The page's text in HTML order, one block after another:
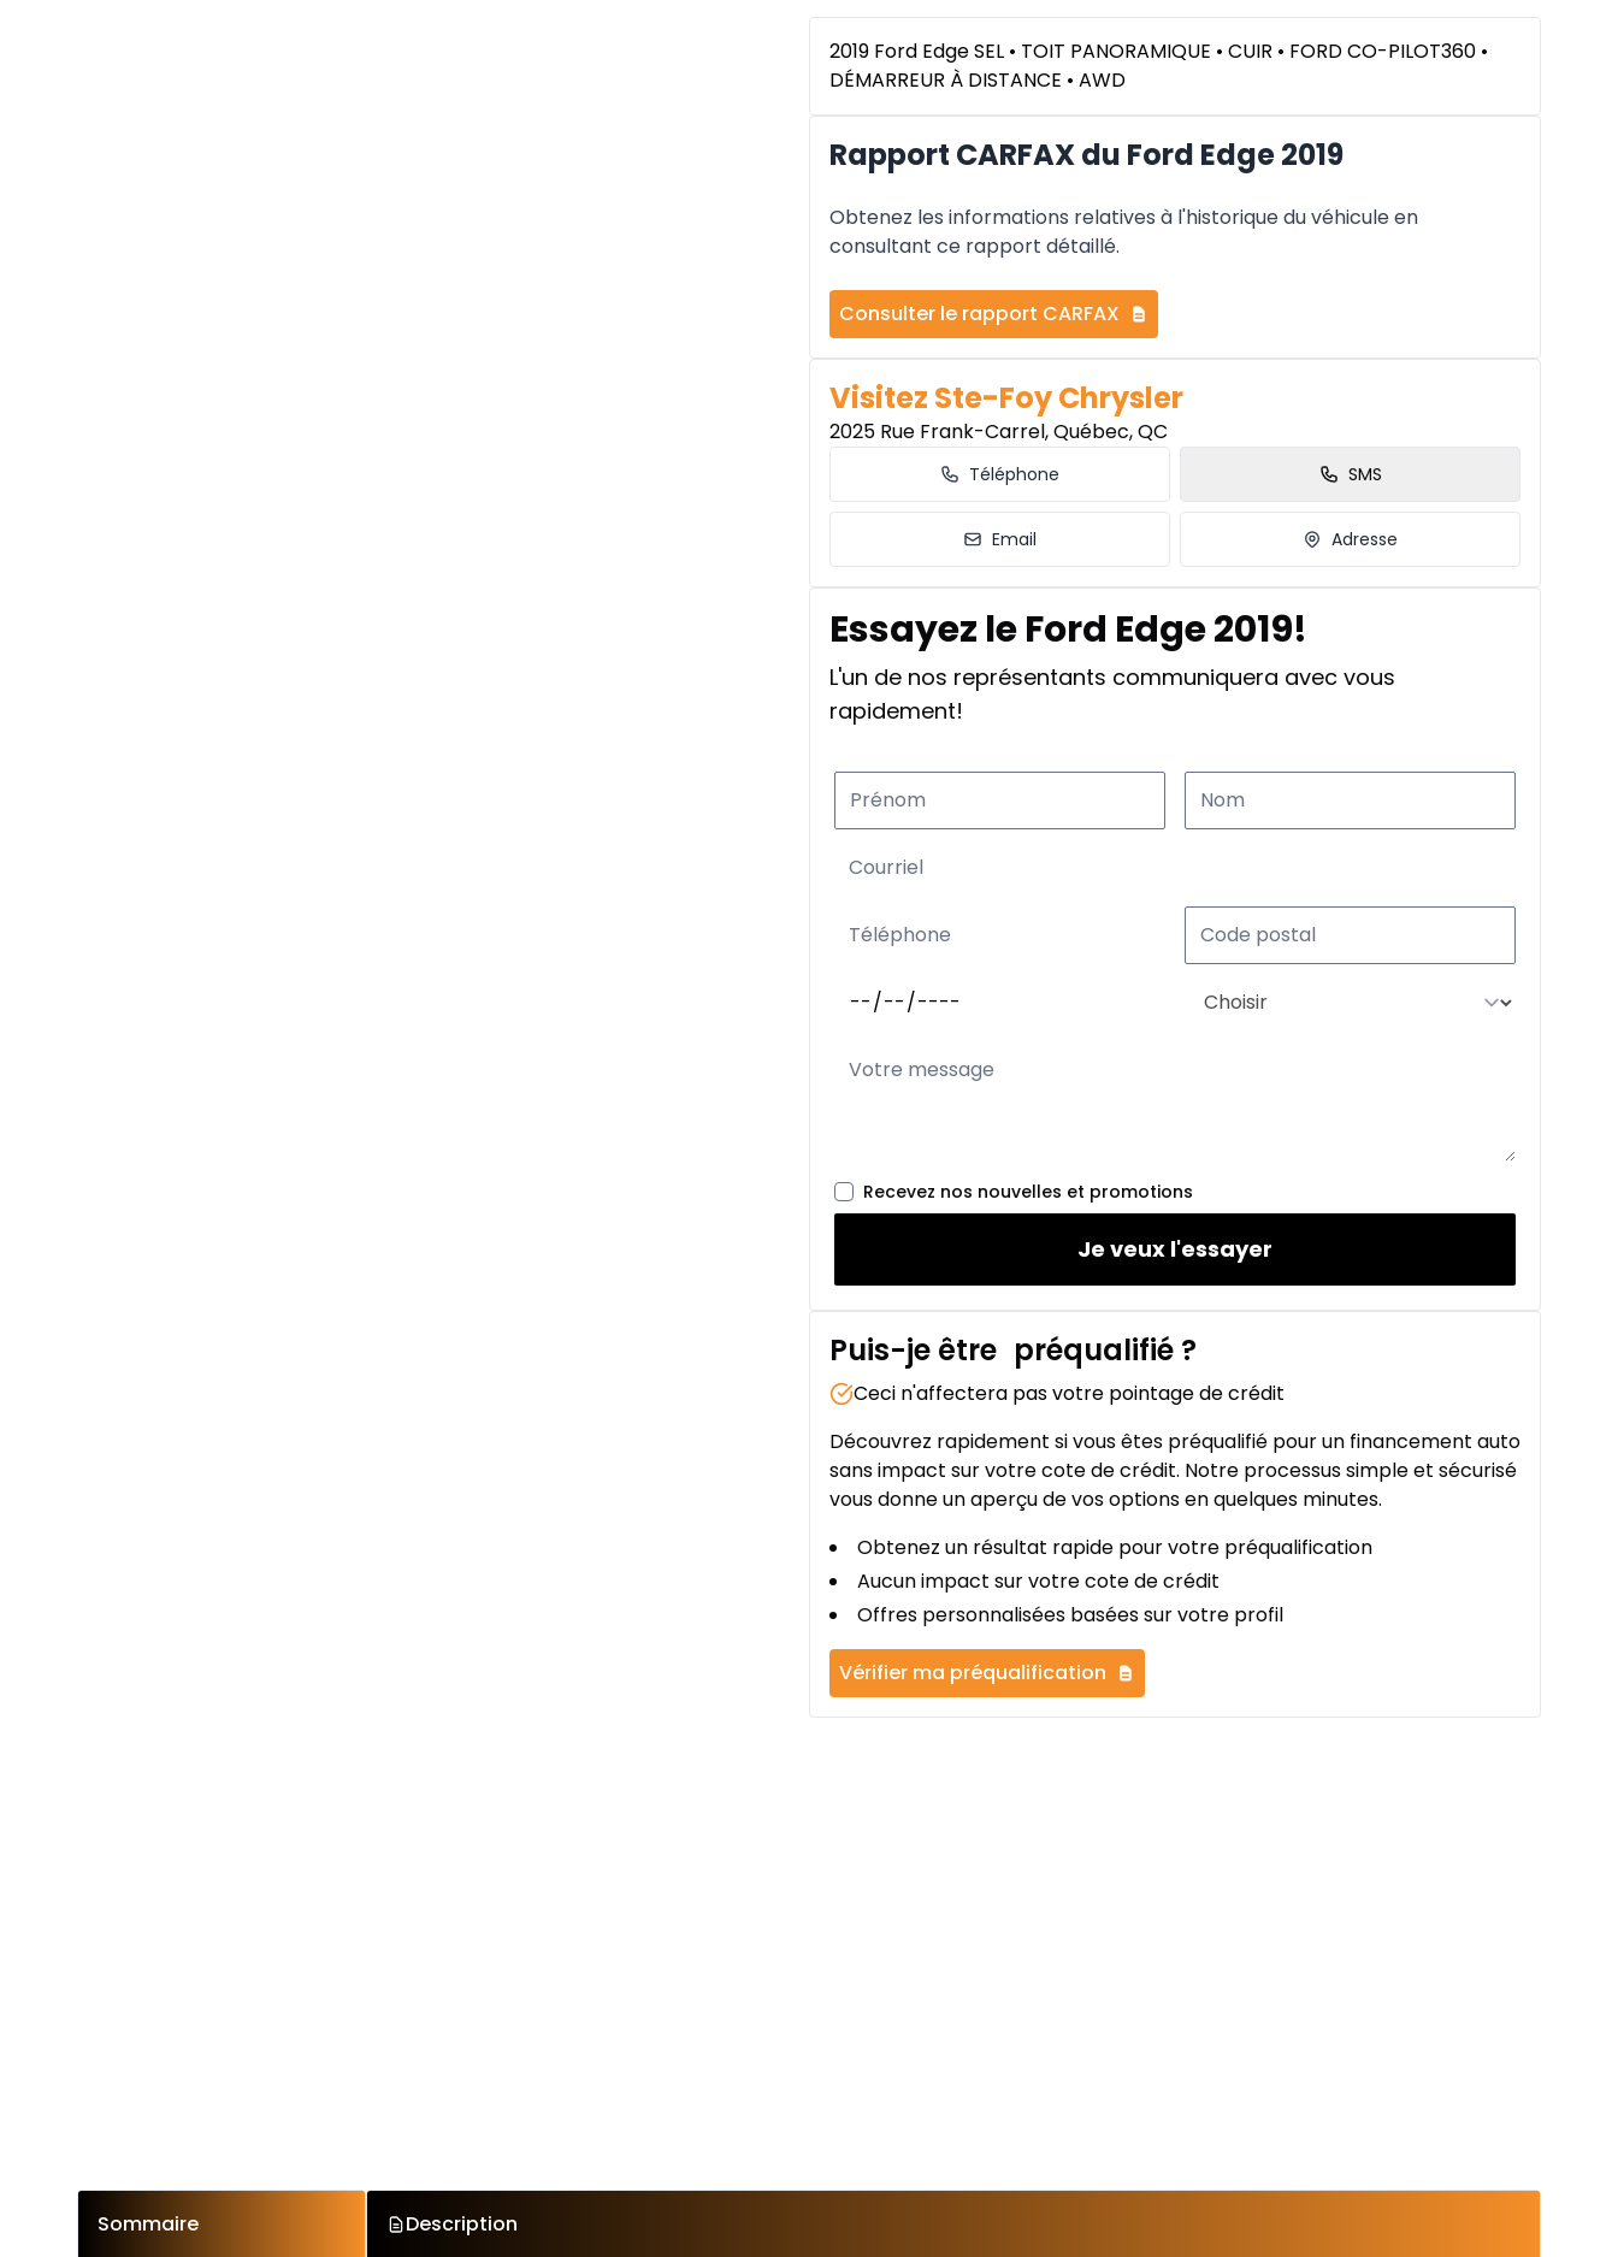
2019 Ford Edge SEL • TOIT PANORAMIQUE • CUIR • FORD CO-PILOT360 •
DÉMARREUR À DISTANCE • AWD
Rapport CARFAX du Ford Edge 2019
Obtenez les informations relatives à l'historique du véhicule en
consultant ce rapport détaillé.
Consulter le rapport CARFAX
Visitez Ste-Foy Chrysler
2025 Rue Frank-Carrel, Québec, QC
Téléphone SMS
Email Adresse
Essayez le Ford Edge 2019!
L'un de nos représentants communiquera avec vous
rapidement!
Recevez nos nouvelles et promotions
Je veux l'essayer
Puis-je être préqualifié ?
Ceci n'affectera pas votre pointage de crédit
Découvrez rapidement si vous êtes préqualifié pour un financement auto
sans impact sur votre cote de crédit. Notre processus simple et sécurisé
vous donne un aperçu de vos options en quelques minutes.
Obtenez un résultat rapide pour votre préqualification
Aucun impact sur votre cote de crédit
Offres personnalisées basées sur votre profil
Vérifier ma préqualification
Sommaire Description